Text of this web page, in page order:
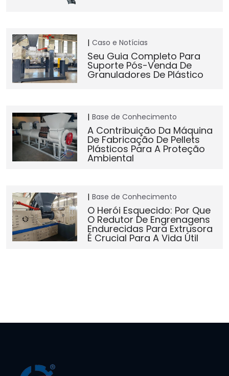
Caso e Notícias
Seu Guia Completo Para
Suporte Pós-Venda De
Granuladores De Plástico
Base de Conhecimento
A Contribuição Da Máquina
De Fabricação De Pellets
Plásticos Para A Proteção
Ambiental
Base de Conhecimento
O Herói Esquecido: Por Que
O Redutor De Engrenagens
Endurecidas Para Extrusora
É Crucial Para A Vida Útil